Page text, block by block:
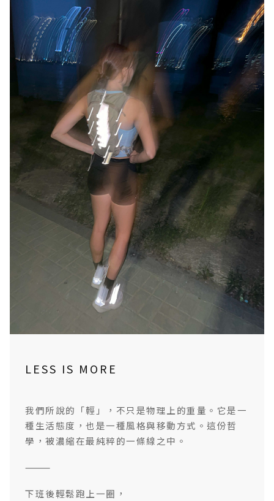
LESS IS MORE
我們所說的「輕」，不只是物理上的重量。它是一
種生活態度，也是一種風格與移動方式。這份哲
學，被濃縮在最純粹的一條線之中。
⸻
下班後輕鬆跑上一圈，